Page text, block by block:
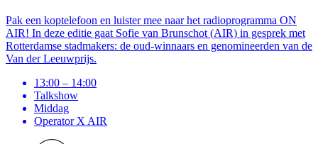
Pak een koptelefoon en luister mee naar het radioprogramma ON
AIR! In deze editie gaat Sofie van Brunschot (AIR) in gesprek met
Rotterdamse stadmakers: de oud-winnaars en genomineerden van de
Van der Leeuwprijs.
13:00 – 14:00
Talkshow
Middag
Operator X AIR